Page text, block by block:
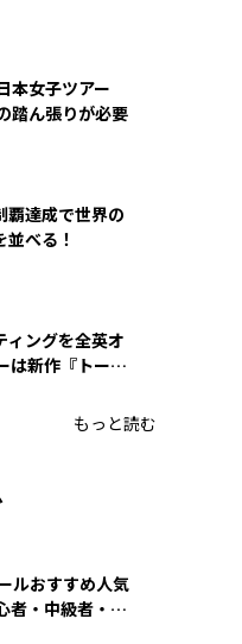
本女子ツアー
足の踏ん張りが必要
覇達成で世界の
べる！
ィングを全英オ
は新作『トーチ
もっと読む
ルおすすめ人気
者・中級者・上